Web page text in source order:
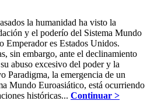
la humanidad ha visto la
y el poderío del Sistema Mundo
Emperador es Estados Unidos.
sin embargo, ante el declinamiento
abuso excesivo del poder y la
Paradigma, la emergencia de un
Mundo Euroasiático, está ocurriendo
históricas... Continuar >